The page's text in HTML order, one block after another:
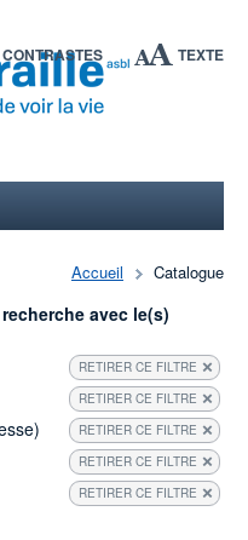
CONTRASTES TEXTE
Accueil Catalogue
avec le(s)
RETIRER CE FILTRE
RETIRER CE FILTRE
RETIRER CE FILTRE
RETIRER CE FILTRE
RETIRER CE FILTRE